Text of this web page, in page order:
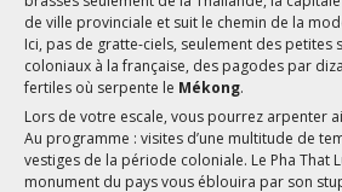
de ville provinciale et suit le chemin de la
Ici, pas de gratte-ciels, seulement des petites
coloniaux à la française, des pagodes par
fertiles où serpente le Mékong.
Lors de votre escale, vous pourrez arpenter
Au programme : visites d’une multitude de
vestiges de la période coloniale. Le Pha That
monument du pays vous éblouira par son